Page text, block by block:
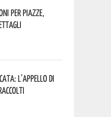
per piazze,
l’appello di